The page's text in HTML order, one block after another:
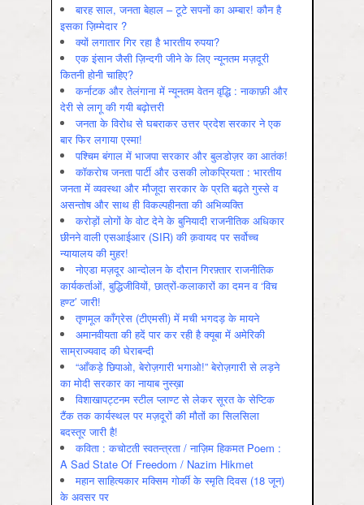
बारह साल, जनता बेहाल – टूटे सपनों का अम्बार! कौन है
इसका ज़िम्मेदार ?
क्यों लगातार गिर रहा है भारतीय रुपया?
एक इंसान जैसी ज़िन्दगी जीने के लिए न्यूनतम मज़दूरी
कितनी होनी चाहिए?
कर्नाटक और तेलंगाना में न्यूनतम वेतन वृद्धि : नाकाफ़ी और
देरी से लागू की गयी बढ़ोत्तरी
जनता के विरोध से घबराकर उत्तर प्रदेश सरकार ने एक
बार फिर लगाया एस्मा!
पश्चिम बंगाल में भाजपा सरकार और बुलडोज़र का आतंक!
कॉकरोच जनता पार्टी और उसकी लोकप्रियता : भारतीय
जनता में व्‍यवस्‍था और मौजूदा सरकार के प्रति बढ़ते गुस्‍से व
असन्‍तोष और साथ ही विकल्‍पहीनता की अभिव्‍यक्ति
करोड़ों लोगों के वोट देने के बुनियादी राजनीतिक अधिकार
छीनने वाली एसआईआर (SIR) की क़वायद पर सर्वोच्च
न्यायालय की मुहर!
नोएडा मज़दूर आन्दोलन के दौरान गिरफ़्तार राजनीतिक
कार्यकर्ताओं, बुद्धिजीवियों, छात्रों-कलाकारों का दमन व ‘विच
हण्ट’ जारी!
तृणमूल काँग्रेस (टीएमसी) में मची भगदड़ के मायने
अमानवीयता की हदें पार कर रही है क्यूबा में अमेरिकी
साम्राज्यवाद की घेराबन्दी
“आँकड़े छिपाओ, बेरोज़गारी भगाओ!” बेरोज़गारी से लड़ने
का मोदी सरकार का नायाब नुस्ख़ा
विशाखापट्टनम स्टील प्लाण्ट से लेकर सूरत के सेप्टिक
टैंक तक कार्यस्थल पर मज़दूरों की मौतों का सिलसिला
बदस्तूर जारी है!
कविता : कचोटती स्वतन्त्रता / नाज़िम हिकमत Poem :
A Sad State Of Freedom / Nazim Hikmet
महान साहित्यकार मक्सिम गोर्की के स्मृति दिवस (18 जून)
के अवसर पर